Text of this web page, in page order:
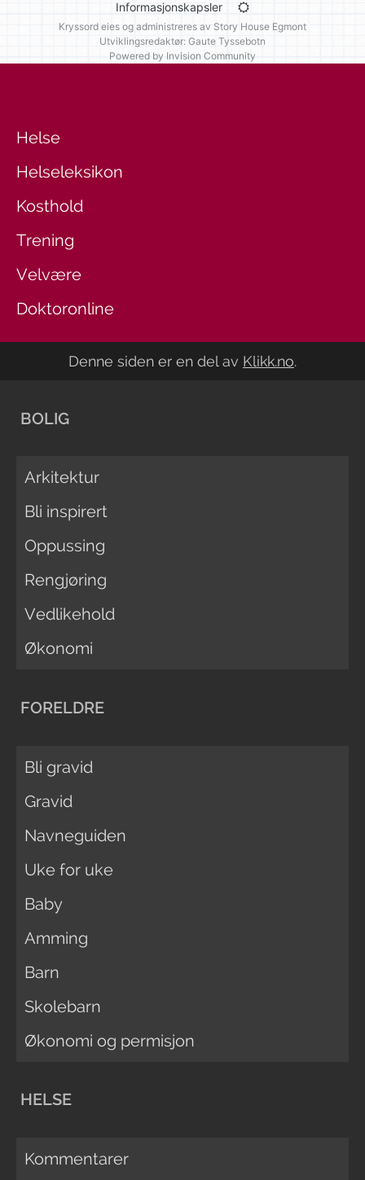
Informasjonskapsler
Kryssord eies og administreres av Story House Egmont
Utviklingsredaktør: Gaute Tyssebotn
Powered by Invision Community
Helse
Helseleksikon
Kosthold
Trening
Velvære
Doktoronline
Denne siden er en del av Klikk.no.
BOLIG
Arkitektur
Bli inspirert
Oppussing
Rengjøring
Vedlikehold
Økonomi
FORELDRE
Bli gravid
Gravid
Navneguiden
Uke for uke
Baby
Amming
Barn
Skolebarn
Økonomi og permisjon
HELSE
Kommentarer